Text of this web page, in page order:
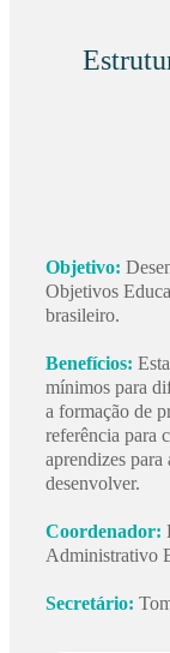
Objetivo:
Objetivos
brasileiro.
Benefícios:
mínimos para
a formação de
referência para
aprendizes para
desenvolver.
Coordenador:
Administrativo
Secretário: